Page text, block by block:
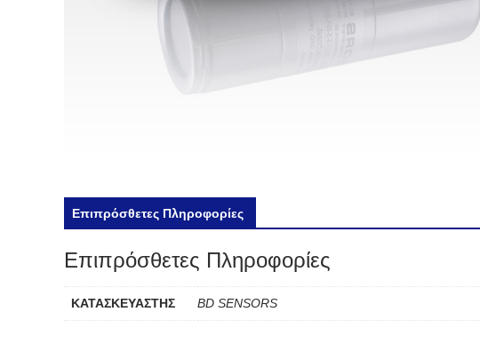
Επιπρόσθετες Πληροφορίες
Επιπρόσθετες Πληροφορίες
ΚΑΤΑΣΚΕΥΑΣΤΗΣ BD SENSORS